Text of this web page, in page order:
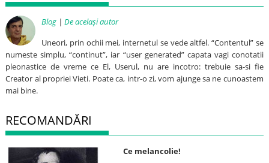
Blog |De același autor
Uneori, prin ochii mei, internetul se vede altfel. “Contentul” se
numeste simplu, “continut”, iar “user generated” capata vagi conotatii
pleonastice de vreme ce El, Userul, nu are incotro: trebuie sa-si fie
Creator al propriei Vieti. Poate ca, intr-o zi, vom ajunge sa ne cunoastem
mai bine.
RECOMANDĂRI
Ce melancolie!